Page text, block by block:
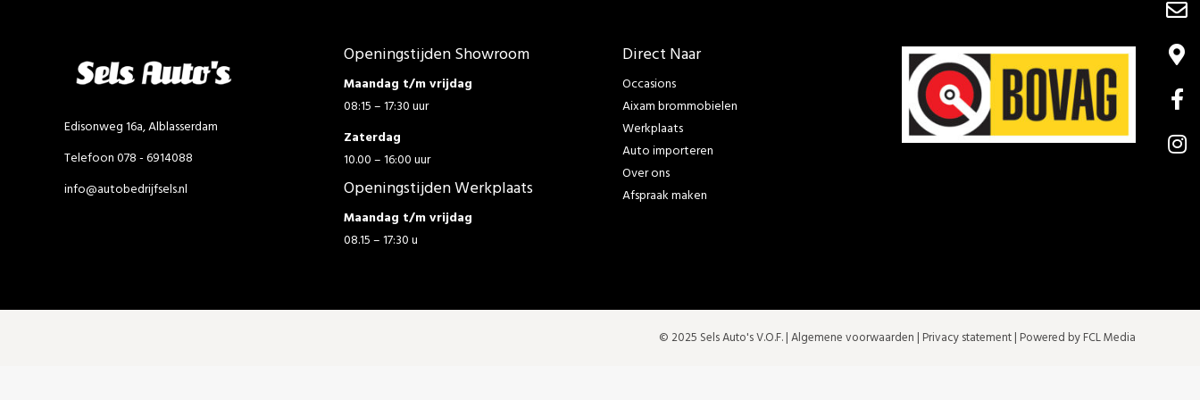
Edisonweg 16a, Alblasserdam
Telefoon 078 - 6914088
info@autobedrijfsels.nl
Openingstijden Showroom
Maandag t/m vrijdag
08:15 – 17:30 uur
Zaterdag
10.00 – 16:00 uur
Openingstijden Werkplaats
Maandag t/m vrijdag
08.15 – 17:30 u
Direct Naar
Occasions
Aixam brommobielen
Werkplaats
Auto importeren
Over ons
Afspraak maken
© 2025 Sels Auto's V.O.F. |Algemene voorwaarden | Privacy statement| Powered by FCL Media